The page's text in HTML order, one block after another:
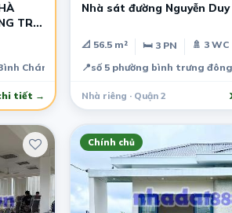
TRỌ,
Chánh, Quận Thủ Đức
tiết →
Nhà sát đường Nguyễn
📐 56.5 m² 🛏 3 PN
🚿 3 WC
📍số 5 phường bình trưng đông
Nhà riêng · Quận 2
Chính chủ